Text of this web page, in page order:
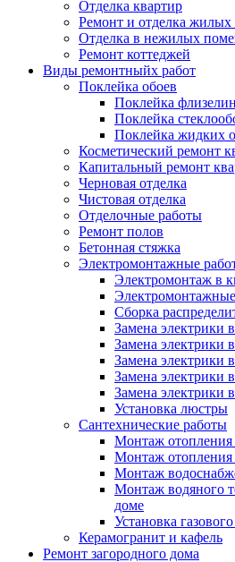
Отделка квартир
Ремонт и отделка
Отделка в нежилых
Ремонт коттеджей
Виды ремонтныйх работ
Поклейка обоев
Поклейка
Поклейка
Поклейка жидких
Косметический ремонт
Капитальный ремонт
Черновая отделка
Чистовая отделка
Отделочные работы
Ремонт полов
Бетонная стяжка
Электромонтажные
Электромонтаж в
Сборка
Замена электрики
Замена электрики
Замена электрики
Замена электрики
Замена электрики
Установка люстры
Сантехнические работы
Монтаж отопления
Монтаж отопления
Монтаж
Монтаж водяного
доме
Установка
Керамогранит и кафель
Ремонт загородного дома